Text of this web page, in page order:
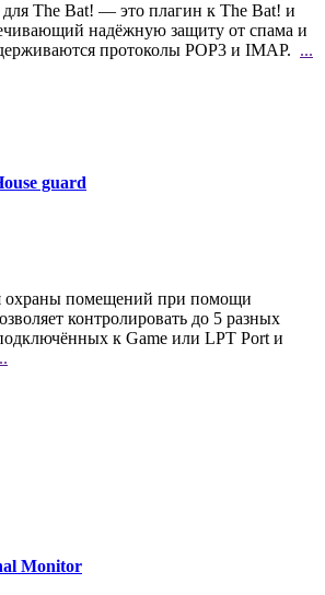
для The Bat! — это плагин к The Bat! и
надёжную защиту от спама и
протоколы POP3 и IMAP. ...
guard
охраны помещений при помощи
контролировать до 5 разных
к Game или LPT Port и
Monitor